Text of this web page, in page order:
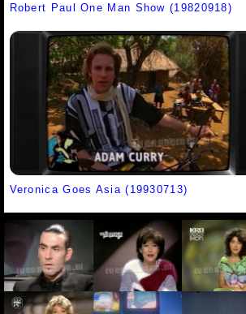
Robert Paul One Man Show (19820918)
Veronica Goes Asia (19930713)